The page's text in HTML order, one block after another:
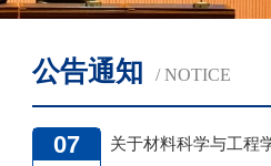
公告通知 / NOTICE
07
关于材料科学与工程